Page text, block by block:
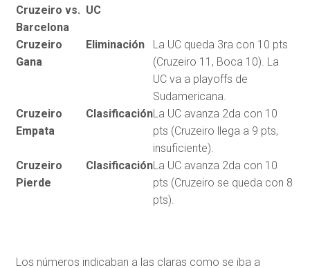
Cruzeiro vs.
Barcelona
UC
Cruzeiro
Gana
Eliminación
La UC queda 3ra con 10 pts
(Cruzeiro 11, Boca 10). La
UC va a playoffs de
Sudamericana.
Cruzeiro
Empata
ClasificaciónLa UC avanza 2da con 10
pts (Cruzeiro llega a 9 pts,
insuficiente).
Cruzeiro
Pierde
ClasificaciónLa UC avanza 2da con 10
pts (Cruzeiro se queda con 8
pts).
Los números indicaban a las claras como se iba a